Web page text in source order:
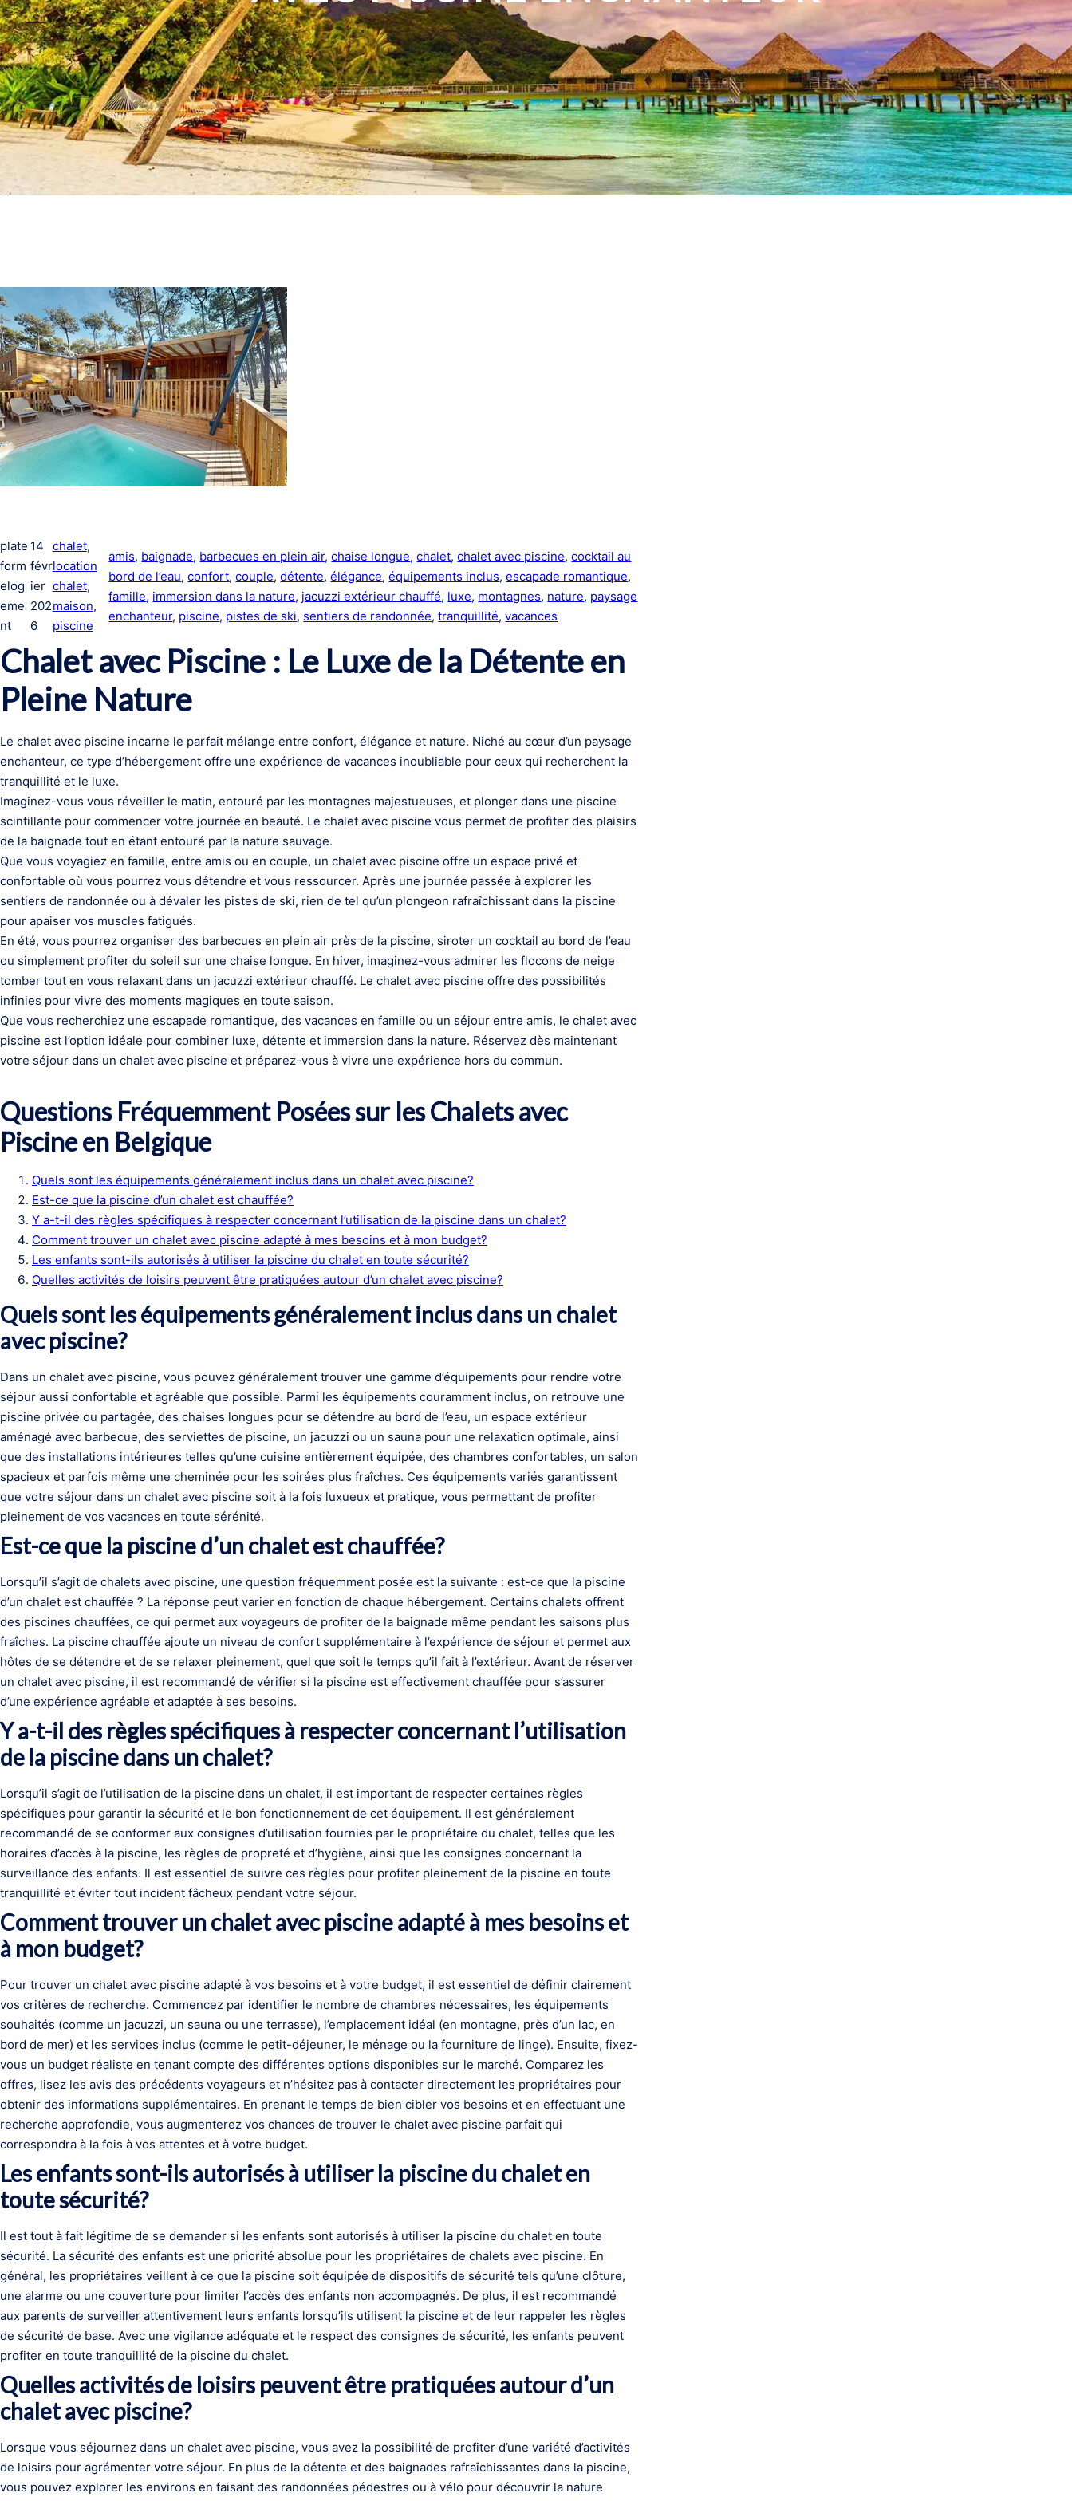
plate
form
elog
eme
nt
14
févr
ier
202
6
chalet
location
chalet
maison
piscine
amis, baignade, barbecues en plein air, chaise longue, chalet, chalet avec piscine, cocktail au
bord de l’eau, confort, couple, détente, élégance, équipements inclus, escapade romantique
famille, immersion dans la nature, jacuzzi extérieur chauffé, luxe, montagnes, nature, paysage
enchanteur, piscine, pistes de ski, sentiers de randonnée, tranquillité, vacances
Chalet avec Piscine : Le Luxe de la Détente en
Pleine Nature
Le chalet avec piscine incarne le parfait mélange entre confort, élégance et nature. Niché au cœur d’un paysage
enchanteur, ce type d’hébergement offre une expérience de vacances inoubliable pour ceux qui recherchent la
tranquillité et le luxe.
Imaginez-vous vous réveiller le matin, entouré par les montagnes majestueuses, et plonger dans une piscine
scintillante pour commencer votre journée en beauté. Le chalet avec piscine vous permet de profiter des plaisirs
de la baignade tout en étant entouré par la nature sauvage.
Que vous voyagiez en famille, entre amis ou en couple, un chalet avec piscine offre un espace privé et
confortable où vous pourrez vous détendre et vous ressourcer. Après une journée passée à explorer les
sentiers de randonnée ou à dévaler les pistes de ski, rien de tel qu’un plongeon rafraîchissant dans la piscine
pour apaiser vos muscles fatigués.
En été, vous pourrez organiser des barbecues en plein air près de la piscine, siroter un cocktail au bord de l’eau
ou simplement profiter du soleil sur une chaise longue. En hiver, imaginez-vous admirer les flocons de neige
tomber tout en vous relaxant dans un jacuzzi extérieur chauffé. Le chalet avec piscine offre des possibilités
infinies pour vivre des moments magiques en toute saison.
Que vous recherchiez une escapade romantique, des vacances en famille ou un séjour entre amis, le chalet avec
piscine est l’option idéale pour combiner luxe, détente et immersion dans la nature. Réservez dès maintenant
votre séjour dans un chalet avec piscine et préparez-vous à vivre une expérience hors du commun.
Questions Fréquemment Posées sur les Chalets avec
Piscine en Belgique
Quels sont les équipements généralement inclus dans un chalet avec piscine?
Est-ce que la piscine d’un chalet est chauffée?
Y a-t-il des règles spécifiques à respecter concernant l’utilisation de la piscine dans un chalet?
Comment trouver un chalet avec piscine adapté à mes besoins et à mon budget?
Les enfants sont-ils autorisés à utiliser la piscine du chalet en toute sécurité?
Quelles activités de loisirs peuvent être pratiquées autour d’un chalet avec piscine?
Quels sont les équipements généralement inclus dans un chalet
avec piscine?
Dans un chalet avec piscine, vous pouvez généralement trouver une gamme d’équipements pour rendre votre
séjour aussi confortable et agréable que possible. Parmi les équipements couramment inclus, on retrouve une
piscine privée ou partagée, des chaises longues pour se détendre au bord de l’eau, un espace extérieur
aménagé avec barbecue, des serviettes de piscine, un jacuzzi ou un sauna pour une relaxation optimale, ainsi
que des installations intérieures telles qu’une cuisine entièrement équipée, des chambres confortables, un salon
spacieux et parfois même une cheminée pour les soirées plus fraîches. Ces équipements variés garantissent
que votre séjour dans un chalet avec piscine soit à la fois luxueux et pratique, vous permettant de profiter
pleinement de vos vacances en toute sérénité.
Est-ce que la piscine d’un chalet est chauffée?
Lorsqu’il s’agit de chalets avec piscine, une question fréquemment posée est la suivante : est-ce que la piscine
d’un chalet est chauffée ? La réponse peut varier en fonction de chaque hébergement. Certains chalets offrent
des piscines chauffées, ce qui permet aux voyageurs de profiter de la baignade même pendant les saisons plus
fraîches. La piscine chauffée ajoute un niveau de confort supplémentaire à l’expérience de séjour et permet aux
hôtes de se détendre et de se relaxer pleinement, quel que soit le temps qu’il fait à l’extérieur. Avant de réserver
un chalet avec piscine, il est recommandé de vérifier si la piscine est effectivement chauffée pour s’assurer
d’une expérience agréable et adaptée à ses besoins.
Y a-t-il des règles spécifiques à respecter concernant l’utilisation
de la piscine dans un chalet?
Lorsqu’il s’agit de l’utilisation de la piscine dans un chalet, il est important de respecter certaines règles
spécifiques pour garantir la sécurité et le bon fonctionnement de cet équipement. Il est généralement
recommandé de se conformer aux consignes d’utilisation fournies par le propriétaire du chalet, telles que les
horaires d’accès à la piscine, les règles de propreté et d’hygiène, ainsi que les consignes concernant la
surveillance des enfants. Il est essentiel de suivre ces règles pour profiter pleinement de la piscine en toute
tranquillité et éviter tout incident fâcheux pendant votre séjour.
Comment trouver un chalet avec piscine adapté à mes besoins et
à mon budget?
Pour trouver un chalet avec piscine adapté à vos besoins et à votre budget, il est essentiel de définir clairement
vos critères de recherche. Commencez par identifier le nombre de chambres nécessaires, les équipements
souhaités (comme un jacuzzi, un sauna ou une terrasse), l’emplacement idéal (en montagne, près d’un lac, en
bord de mer) et les services inclus (comme le petit-déjeuner, le ménage ou la fourniture de linge). Ensuite, fixez-
vous un budget réaliste en tenant compte des différentes options disponibles sur le marché. Comparez les
offres, lisez les avis des précédents voyageurs et n’hésitez pas à contacter directement les propriétaires pour
obtenir des informations supplémentaires. En prenant le temps de bien cibler vos besoins et en effectuant une
recherche approfondie, vous augmenterez vos chances de trouver le chalet avec piscine parfait qui
correspondra à la fois à vos attentes et à votre budget.
Les enfants sont-ils autorisés à utiliser la piscine du chalet en
toute sécurité?
Il est tout à fait légitime de se demander si les enfants sont autorisés à utiliser la piscine du chalet en toute
sécurité. La sécurité des enfants est une priorité absolue pour les propriétaires de chalets avec piscine. En
général, les propriétaires veillent à ce que la piscine soit équipée de dispositifs de sécurité tels qu’une clôture,
une alarme ou une couverture pour limiter l’accès des enfants non accompagnés. De plus, il est recommandé
aux parents de surveiller attentivement leurs enfants lorsqu’ils utilisent la piscine et de leur rappeler les règles
de sécurité de base. Avec une vigilance adéquate et le respect des consignes de sécurité, les enfants peuvent
profiter en toute tranquillité de la piscine du chalet.
Quelles activités de loisirs peuvent être pratiquées autour d’un
chalet avec piscine?
Lorsque vous séjournez dans un chalet avec piscine, vous avez la possibilité de profiter d’une variété d’activités
de loisirs pour agrémenter votre séjour. En plus de la détente et des baignades rafraîchissantes dans la piscine,
vous pouvez explorer les environs en faisant des randonnées pédestres ou à vélo pour découvrir la nature